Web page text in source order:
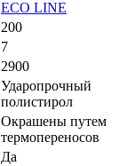
ECO LINE
200
7
2900
Ударопрочный
полистирол
Окрашены путем
термопереносов
Да